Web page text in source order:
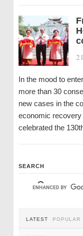
In the mood to
more than 30
new cases in the
economic
celebrated the
SEARCH
LATEST POPULAR